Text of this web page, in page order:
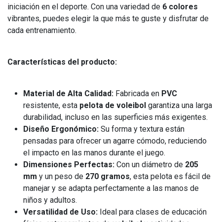
iniciación en el deporte. Con una variedad de 6 colores
vibrantes, puedes elegir la que más te guste y disfrutar de
cada entrenamiento.
Características del producto:
Material de Alta Calidad: Fabricada en PVC
resistente, esta pelota de voleibol garantiza una larga
durabilidad, incluso en las superficies más exigentes.
Diseño Ergonómico: Su forma y textura están
pensadas para ofrecer un agarre cómodo, reduciendo
el impacto en las manos durante el juego.
Dimensiones Perfectas: Con un diámetro de 205
mm y un peso de 270 gramos, esta pelota es fácil de
manejar y se adapta perfectamente a las manos de
niños y adultos.
Versatilidad de Uso: Ideal para clases de educación